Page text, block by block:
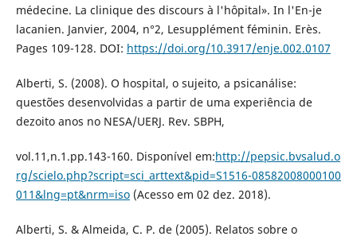
médecine. La clinique des discours à l'hôpital». In l'En-je
lacanien. Janvier, 2004, n°2, Lesupplément féminin. Erès.
Pages 109-128. DOI: https://doi.org/10.3917/enje.002.0107
Alberti, S. (2008). O hospital, o sujeito, a psicanálise:
questões desenvolvidas a partir de uma experiência de
dezoito anos no NESA/UERJ. Rev. SBPH,
vol.11,n.1.pp.143-160. Disponível em:http://pepsic.bvsalud.o
rg/scielo.php?script=sci_arttext&pid=S1516-08582008000100
011&lng=pt&nrm=iso(Acesso em 02 dez. 2018).
Alberti, S. & Almeida, C. P. de (2005). Relatos sobre o